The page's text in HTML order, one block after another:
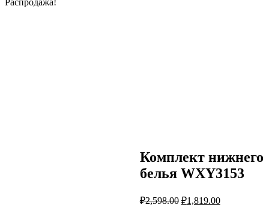
Распродажа!
Комплект нижнего
белья WXY3153
₽2,598.00 Первоначальная
₽1,819.00Текущая